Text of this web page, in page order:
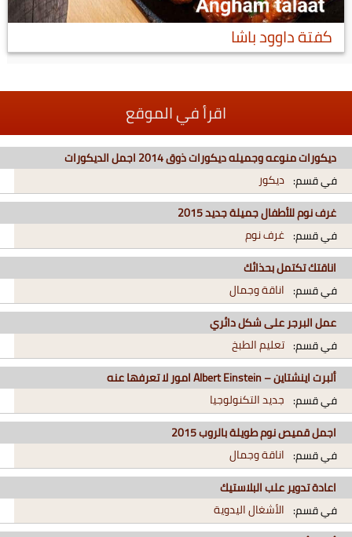
كفتة داوود باشا
اقرأ في الموقع
ديكورات منوعه وجميله ديكورات ذوق 2014 اجمل الديكورات
في قسم: ديكور
غرف نوم للأطفال جميلة جديد 2015
في قسم: غرف نوم
اناقتك تكتمل بحذائك
في قسم: اناقة وجمال
عمل البرجر على شكل دائري
في قسم: تعليم الطبخ
ألبرت اينشتاين – Albert Einstein امور لا تعرفها عنه
في قسم: جديد التكنولوجيا
اجمل قميص نوم طويلة بالروب 2015
في قسم: اناقة وجمال
اعادة تدوير علب البلاستيك
في قسم: الأشغال اليدوية